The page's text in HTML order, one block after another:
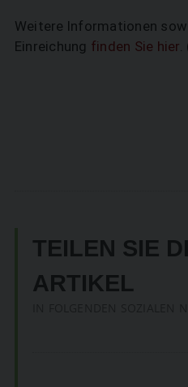
Weitere Informationen
Einreichung finden Sie hier
TEILEN SIE
ARTIKEL